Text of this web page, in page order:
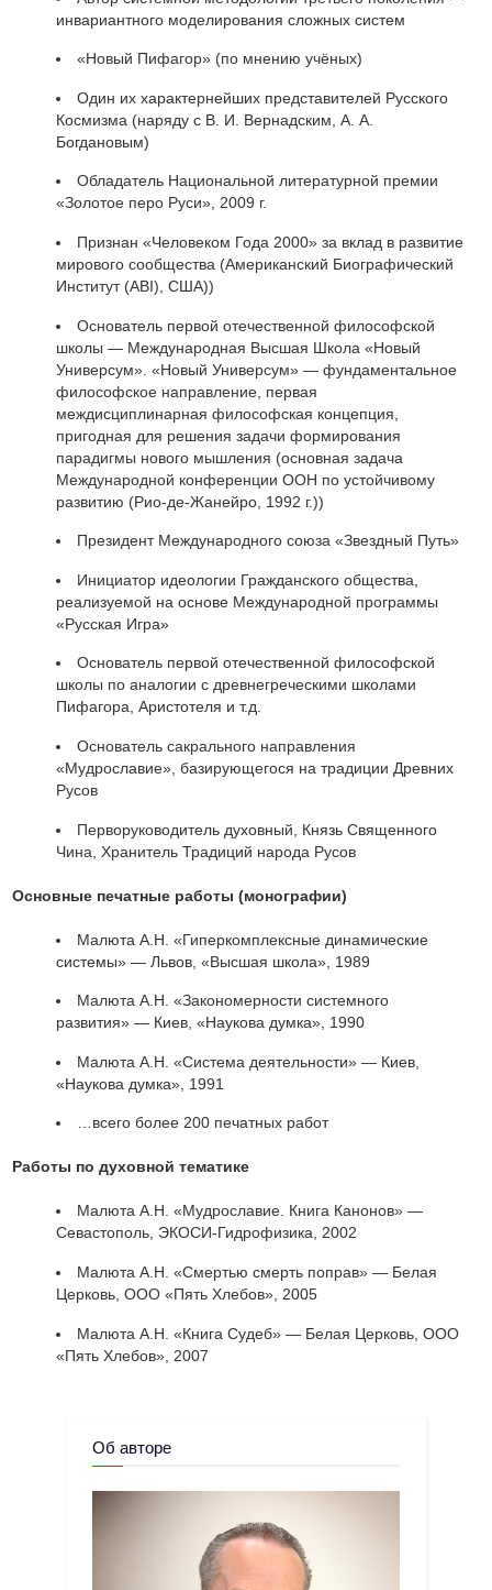
инвариантного моделирования сложных систем
«Новый Пифагор» (по мнению учёных)
Один их характернейших представителей Русского
Космизма (наряду с В. И. Вернадским, А. А.
Богдановым)
Обладатель Национальной литературной премии
«Золотое перо Руси», 2009 г.
Признан «Человеком Года 2000» за вклад в развитие
мирового сообщества (Американский Биографический
Институт (ABI), США))
Основатель первой отечественной философской
школы — Международная Высшая Школа «Новый
Универсум». «Новый Универсум» — фундаментальное
философское направление, первая
междисциплинарная философская концепция,
пригодная для решения задачи формирования
парадигмы нового мышления (основная задача
Международной конференции ООН по устойчивому
развитию (Рио-де-Жанейро, 1992 г.))
Президент Международного союза «Звездный Путь»
Инициатор идеологии Гражданского общества,
реализуемой на основе Международной программы
«Русская Игра»
Основатель первой отечественной философской
школы по аналогии с древнегреческими школами
Пифагора, Аристотеля и т.д.
Основатель сакрального направления
«Мудрославие», базирующегося на традиции Древних
Русов
Перворуководитель духовный, Князь Священного
Чина, Хранитель Традиций народа Русов
Основные печатные работы (монографии)
Малюта А.Н. «Гиперкомплексные динамические
системы» — Львов, «Высшая школа», 1989
Малюта А.Н. «Закономерности системного
развития» — Киев, «Наукова думка», 1990
Малюта А.Н. «Система деятельности» — Киев,
«Наукова думка», 1991
…всего более 200 печатных работ
Работы по духовной тематике
Малюта А.Н. «Мудрославие. Книга Канонов» —
Севастополь, ЭКОСИ-Гидрофизика, 2002
Малюта А.Н. «Смертью смерть поправ» — Белая
Церковь, ООО «Пять Хлебов», 2005
Малюта А.Н. «Книга Судеб» — Белая Церковь, ООО
«Пять Хлебов», 2007
Об авторе